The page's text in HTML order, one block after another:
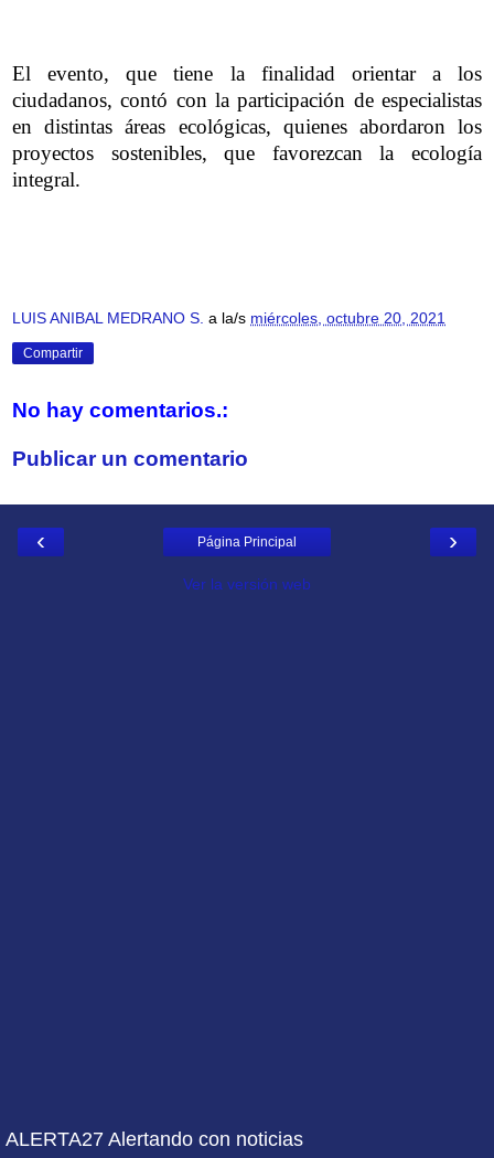
El evento, que tiene la finalidad orientar a los
ciudadanos, contó con la participación de especialistas
en distintas áreas ecológicas, quienes abordaron los
proyectos sostenibles, que favorezcan la ecología
integral.
LUIS ANIBAL MEDRANO S. a la/s miércoles, octubre 20, 2021
Compartir
No hay comentarios.:
Publicar un comentario
‹ ›
Página Principal
Ver la versión web
ALERTA27 Alertando con noticias